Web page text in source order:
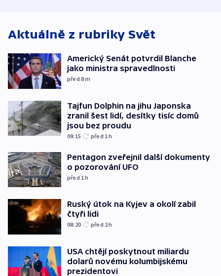
Aktuálně z rubriky Svět
Americký Senát potvrdil Blanche
jako ministra spravedlnosti
před 8m
Tajfun Dolphin na jihu Japonska
zranil šest lidí, desítky tisíc domů
jsou bez proudu
09:15 před 1h
Pentagon zveřejnil další dokumenty
o pozorování UFO
před 1h
Ruský útok na Kyjev a okolí zabil
čtyři lidi
08:20 před 2h
USA chtějí poskytnout miliardu
dolarů novému kolumbijskému
prezidentovi